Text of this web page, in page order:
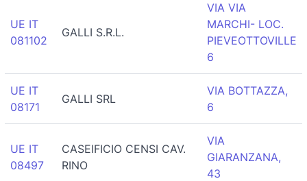
UE IT
081102
GALLI S.R.L.
VIA VIA
MARCHI- LOC.
PIEVEOTTOVILLE
6
UE IT
08171
GALLI SRL
VIA BOTTAZZA,
6
UE IT
08497
CASEIFICIO CENSI CAV.
RINO
VIA
GIARANZANA,
43